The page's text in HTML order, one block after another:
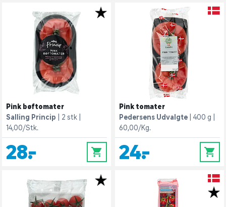
Pink bøftomater
Salling Princip
2 stk
14,00/Stk.
28,- 0
Pink tomater
Pedersens Udvalgte
400 g
60,00/Kg.
24,- 0